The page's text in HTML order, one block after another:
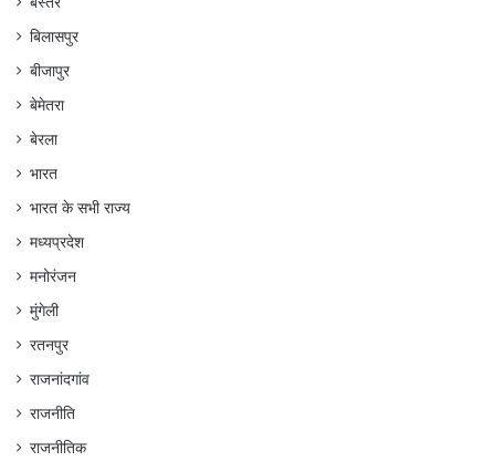
बिलासपुर
बीजापुर
बेमेतरा
बेरला
भारत
भारत के सभी राज्य
मध्यप्रदेश
मनोरंजन
मुंगेली
रतनपुर
राजनांदगांव
राजनीति
राजनीतिक